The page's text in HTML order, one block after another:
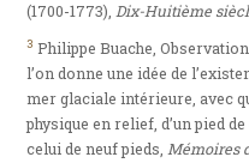
(1700-1773), Dix-Huitième
3 Philippe Buache,
l’on donne une idée de
mer glaciale intérieure, avec
physique en relief, d’un pied
celui de neuf pieds, Mémoires